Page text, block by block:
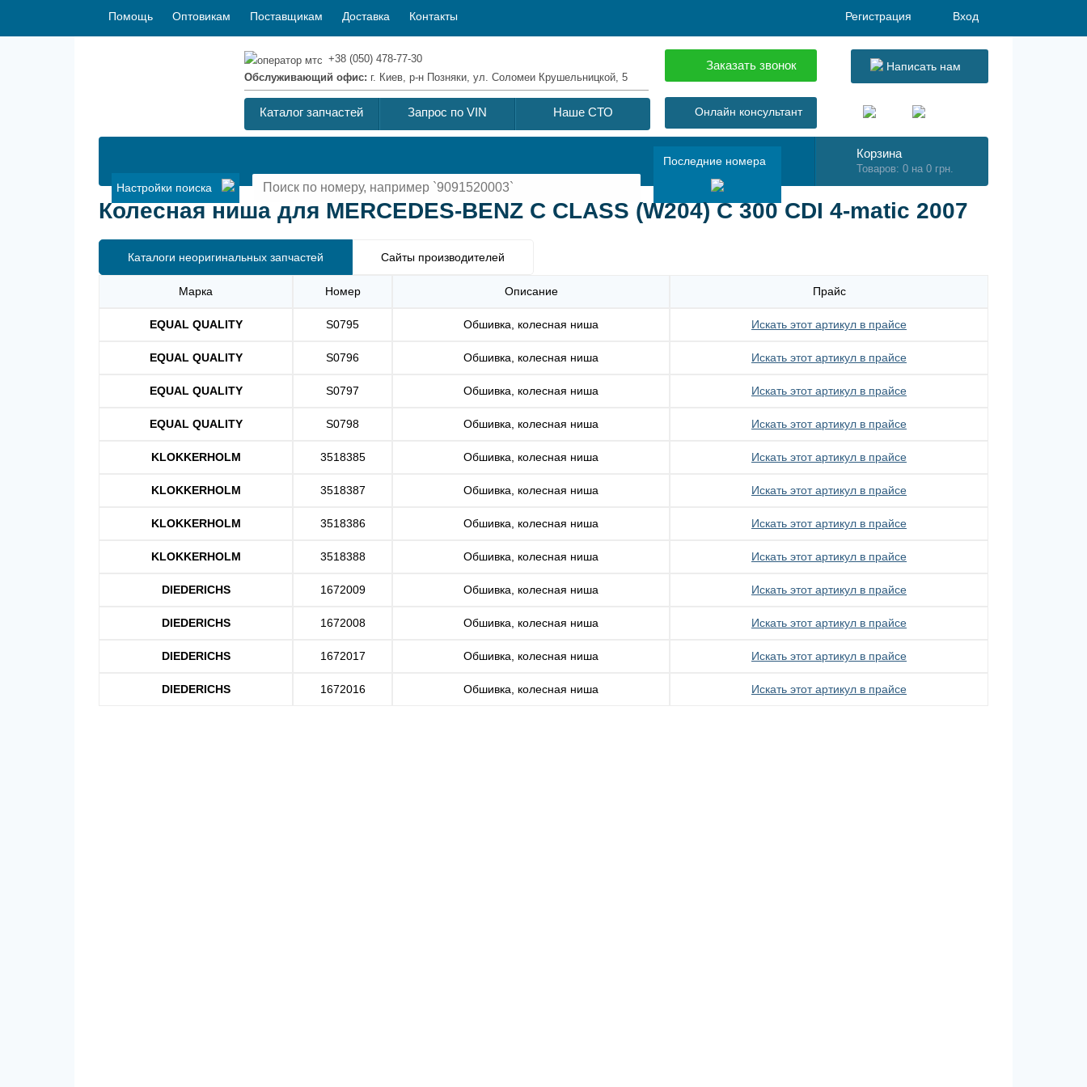
Помощь Оптовикам Поставщикам Доставка Контакты Регистрация Вход
+38 (050) 478-77-30
Обслуживающий офис: г. Киев, р-н Позняки, ул. Соломеи Крушельницкой, 5
Каталог запчастей Запрос по VIN Наше СТО
Написать нам
Заказать звонок
Онлайн консультант
Настройки поиска
Последние номера
Корзина
Товаров: 0 на 0 грн.
Колесная ниша для MERCEDES-BENZ C CLASS (W204) C 300 CDI 4-matic 2007
Каталоги неоригинальных запчастей Сайты производителей
Марка Номер Описание Прайс
EQUAL QUALITY S0795 Обшивка, колесная ниша Искать этот артикул в прайсе
EQUAL QUALITY S0796 Обшивка, колесная ниша Искать этот артикул в прайсе
EQUAL QUALITY S0797 Обшивка, колесная ниша Искать этот артикул в прайсе
EQUAL QUALITY S0798 Обшивка, колесная ниша Искать этот артикул в прайсе
KLOKKERHOLM 3518385 Обшивка, колесная ниша Искать этот артикул в прайсе
KLOKKERHOLM 3518387 Обшивка, колесная ниша Искать этот артикул в прайсе
KLOKKERHOLM 3518386 Обшивка, колесная ниша Искать этот артикул в прайсе
KLOKKERHOLM 3518388 Обшивка, колесная ниша Искать этот артикул в прайсе
DIEDERICHS 1672009 Обшивка, колесная ниша Искать этот артикул в прайсе
DIEDERICHS 1672008 Обшивка, колесная ниша Искать этот артикул в прайсе
DIEDERICHS 1672017 Обшивка, колесная ниша Искать этот артикул в прайсе
DIEDERICHS 1672016 Обшивка, колесная ниша Искать этот артикул в прайсе